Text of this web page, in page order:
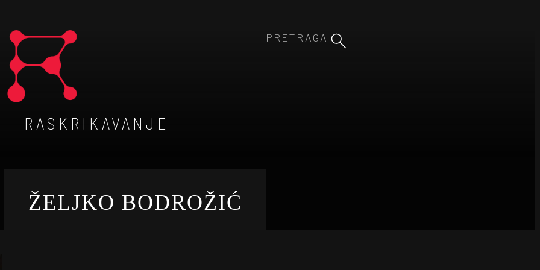
RASKRIKAVANJE
ŽELJKO BODROŽIĆ